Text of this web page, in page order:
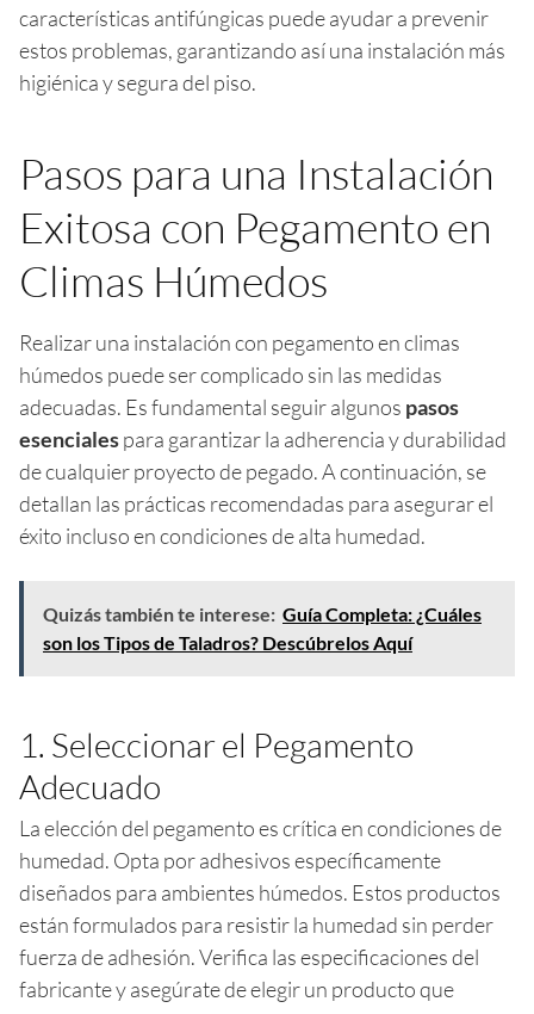
características antifúngicas puede ayudar a prevenir
estos problemas, garantizando así una instalación más
higiénica y segura del piso.
Pasos para una Instalación
Exitosa con Pegamento en
Climas Húmedos
Realizar una instalación con pegamento en climas
húmedos puede ser complicado sin las medidas
adecuadas. Es fundamental seguir algunos pasos
esencialespara garantizar la adherencia y durabilidad
de cualquier proyecto de pegado. A continuación, se
detallan las prácticas recomendadas para asegurar el
éxito incluso en condiciones de alta humedad.
Quizás también te interese: Guía Completa: ¿Cuáles
son los Tipos de Taladros? Descúbrelos Aquí
1. Seleccionar el Pegamento
Adecuado
La elección del pegamento es crítica en condiciones de
humedad. Opta por adhesivos específicamente
diseñados para ambientes húmedos. Estos productos
están formulados para resistir la humedad sin perder
fuerza de adhesión. Verifica las especificaciones del
fabricante y asegúrate de elegir un producto que